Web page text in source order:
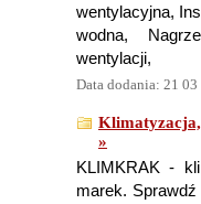
wentylacyjna,
wodna,
wentylacji,
Data dodania: 21
»
KLIMKRAK -
marek.